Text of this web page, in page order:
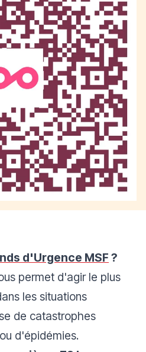
d'Urgence MSF ?
permet d'agir le plus
les situations
de catastrophes
d'épidémies.